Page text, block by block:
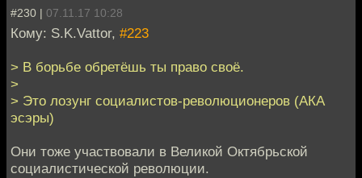
#230 | 07.11.17 10:28
Кому: S.K.Vattor, #223
> В борьбе обретёшь ты право своё.
>
> Это лозунг социалистов-революционеров (АКА
эсэры)
Они тоже участвовали в Великой Октябрьской
социалистической революции.